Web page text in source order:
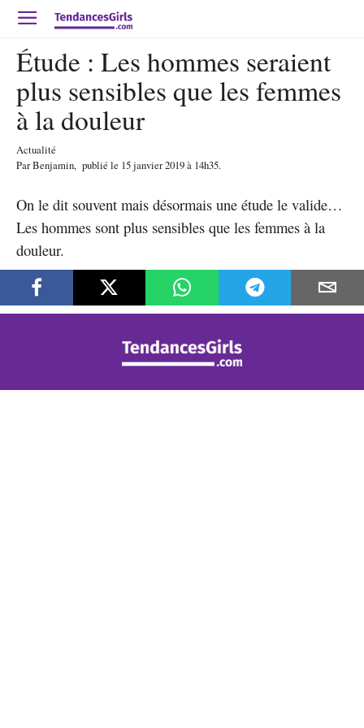
Étude : Les hommes seraient
plus sensibles que les femmes
à la douleur
Actualité
ParBenjamin, publié le 15 janvier 2019à 14h35.
On le dit souvent mais désormais une étude le valide…
Les hommes sont plus sensibles que les femmes à la
douleur.